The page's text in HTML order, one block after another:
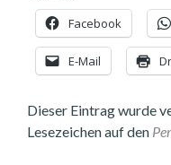
Facebook
E-Mail
Dieser Eintrag wurde
Lesezeichen auf den